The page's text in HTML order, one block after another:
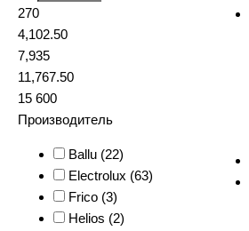
270
4,102.50
7,935
11,767.50
15 600
Производитель
Ballu (22)
Electrolux (63)
Frico (3)
Helios (2)